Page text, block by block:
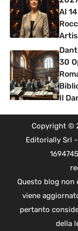
Al
30
Il
Copyright ©
Editorially Srl -
Questo blog
viene
pertanto
della